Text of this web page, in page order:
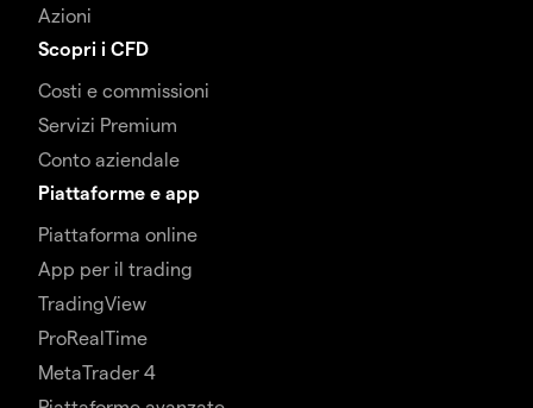
Azioni
Scopri i CFD
Costi e commissioni
Servizi Premium
Conto aziendale
Piattaforme e app
Piattaforma online
App per il trading
TradingView
ProRealTime
MetaTrader 4